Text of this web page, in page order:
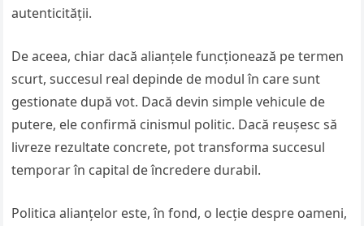
autenticității.
De aceea, chiar dacă alianțele funcționează pe termen
scurt, succesul real depinde de modul în care sunt
gestionate după vot. Dacă devin simple vehicule de
putere, ele confirmă cinismul politic. Dacă reușesc să
livreze rezultate concrete, pot transforma succesul
temporar în capital de încredere durabil.
Politica alianțelor este, în fond, o lecție despre oameni,